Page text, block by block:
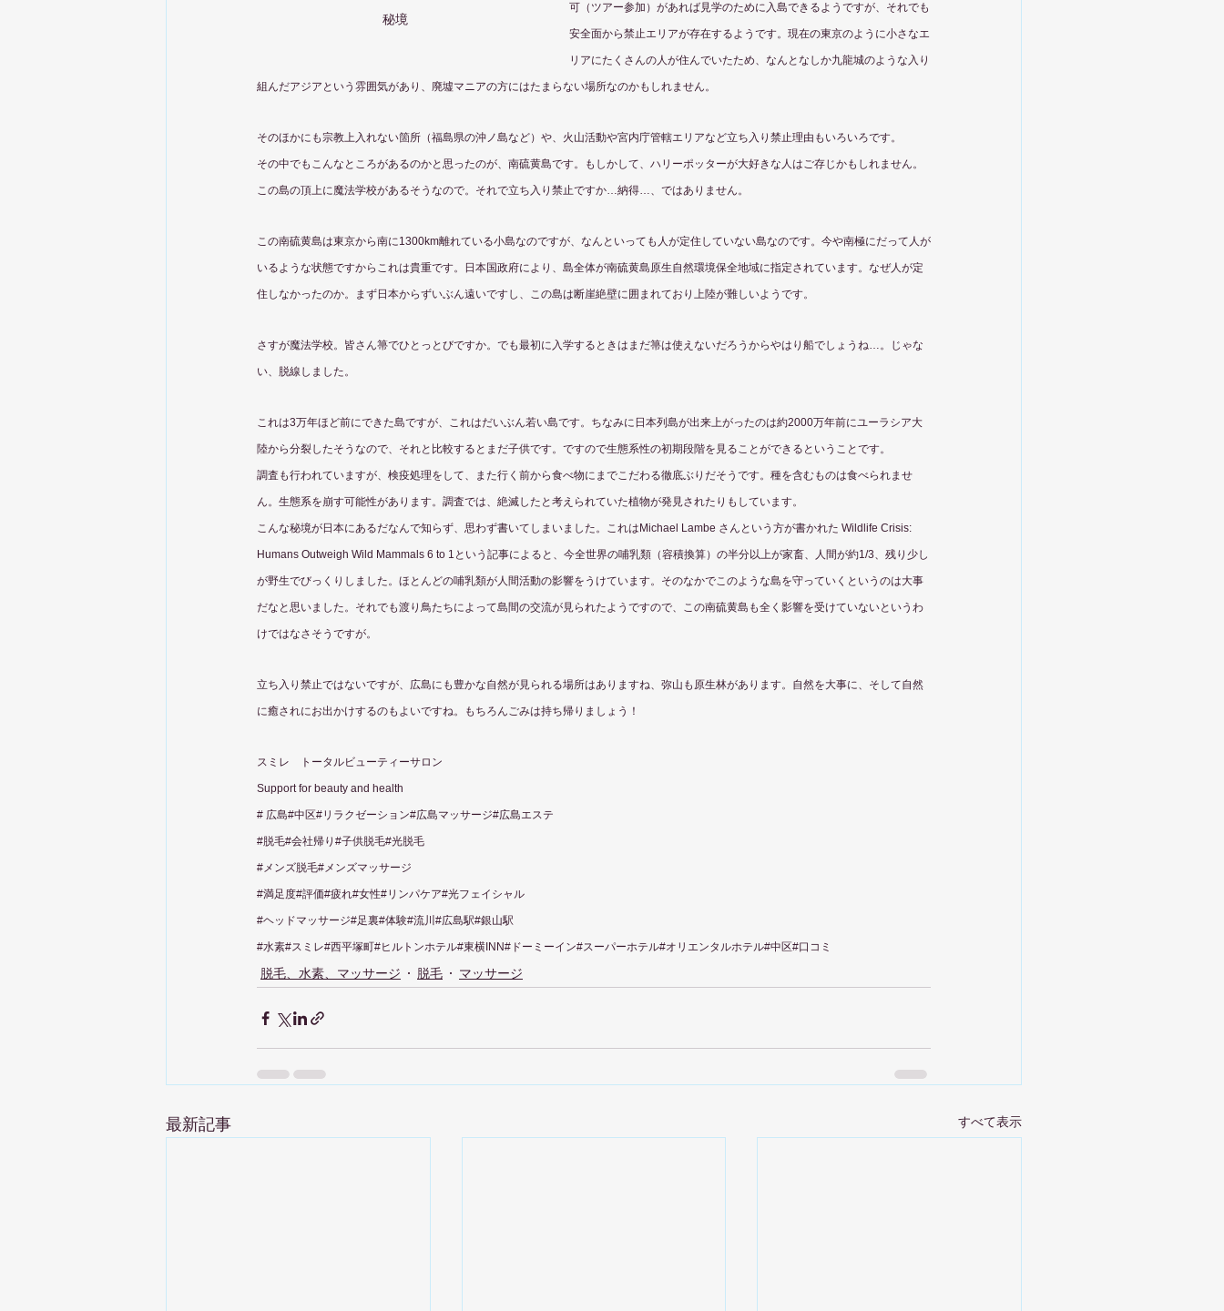
秘境
可（ツアー参加）があれば見学のために入島できるようですが、それでも
安全面から禁止エリアが存在するようです。現在の東京のように小さなエ
リアにたくさんの人が住んでいたため、なんとなしか九龍城のような入り
組んだアジアという雰囲気があり、廃墟マニアの方にはたまらない場所なのかもしれません。
そのほかにも宗教上入れない箇所（福島県の沖ノ島など）や、火山活動や宮内庁管轄エリアなど立ち入り禁止理由もいろいろです。
その中でもこんなところがあるのかと思ったのが、南硫黄島です。もしかして、ハリーポッターが大好きな人はご存じかもしれません。
この島の頂上に魔法学校があるそうなので。それで立ち入り禁止ですか…納得…、ではありません。
この南硫黄島は東京から南に1300km離れている小島なのですが、なんといっても人が定住していない島なのです。今や南極にだって人が
いるような状態ですからこれは貴重です。日本国政府により、島全体が南硫黄島原生自然環境保全地域に指定されています。なぜ人が定
住しなかったのか。まず日本からずいぶん遠いですし、この島は断崖絶壁に囲まれており上陸が難しいようです。
さすが魔法学校。皆さん箒でひとっとびですか。でも最初に入学するときはまだ箒は使えないだろうからやはり船でしょうね…。じゃな
い、脱線しました。
これは3万年ほど前にできた島ですが、これはだいぶん若い島です。ちなみに日本列島が出来上がったのは約2000万年前にユーラシア大
陸から分裂したそうなので、それと比較するとまだ子供です。ですので生態系性の初期段階を見ることができるということです。
調査も行われていますが、検疫処理をして、また行く前から食べ物にまでこだわる徹底ぶりだそうです。種を含むものは食べられませ
ん。生態系を崩す可能性があります。調査では、絶滅したと考えられていた植物が発見されたりもしています。
こんな秘境が日本にあるだなんで知らず、思わず書いてしまいました。これはMichael Lambe さんという方が書かれた Wildlife Crisis:
Humans Outweigh Wild Mammals 6 to 1という記事によると、今全世界の哺乳類（容積換算）の半分以上が家畜、人間が約1/3、残り少し
が野生でびっくりしました。ほとんどの哺乳類が人間活動の影響をうけています。そのなかでこのような島を守っていくというのは大事
だなと思いました。それでも渡り鳥たちによって島間の交流が見られたようですので、この南硫黄島も全く影響を受けていないというわ
けではなさそうですが。
立ち入り禁止ではないですが、広島にも豊かな自然が見られる場所はありますね、弥山も原生林があります。自然を大事に、そして自然
に癒されにお出かけするのもよいですね。もちろんごみは持ち帰りましょう！
スミレ　トータルビューティーサロン
Support for beauty and health
# 広島#中区#リラクゼーション#広島マッサージ#広島エステ
#脱毛#会社帰り#子供脱毛#光脱毛
#メンズ脱毛#メンズマッサージ
#満足度#評価#疲れ#女性#リンパケア#光フェイシャル
#ヘッドマッサージ#足裏#体験#流川#広島駅#銀山駅
#水素#スミレ#西平塚町#ヒルトンホテル#東横INN#ドーミーイン#スーパーホテル#オリエンタルホテル#中区#口コミ
脱毛、水素、マッサージ 脱毛 マッサージ
最新記事 すべて表示